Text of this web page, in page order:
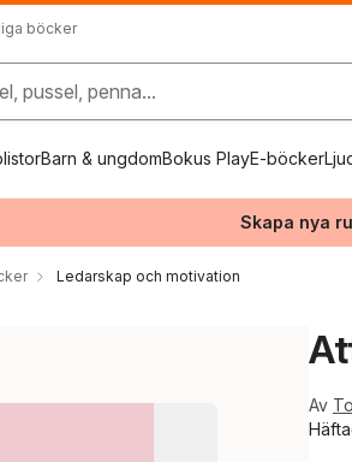
böcker
pussel, penna...
Barn & ungdomBokus PlayE-böcker
Skapa nya
Ledarskap och motivation
Av